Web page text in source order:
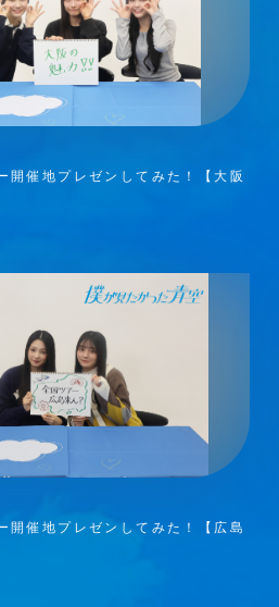
開催地プレゼンしてみた！【大阪
開催地プレゼンしてみた！【広島